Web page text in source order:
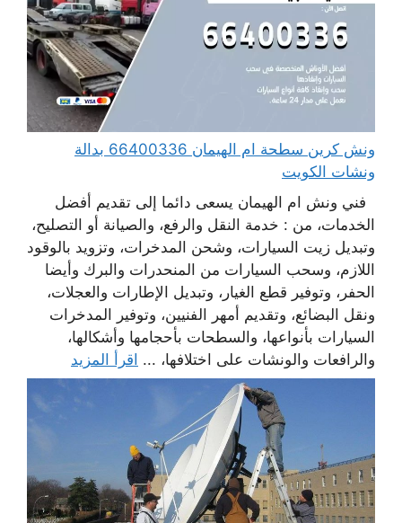
ونش كرين سطحة ام الهيمان 66400336 بدالة
ونشات الكويت
فني ونش ام الهيمان يسعى دائما إلى تقديم أفضل
الخدمات، من : خدمة النقل والرفع، والصيانة أو التصليح،
وتبديل زيت السيارات، وشحن المدخرات، وتزويد بالوقود
اللازم، وسحب السيارات من المنحدرات والبرك وأيضا
الحفر، وتوفير قطع الغيار، وتبديل الإطارات والعجلات،
ونقل البضائع، وتقديم أمهر الفنيين، وتوفير المدخرات
السيارات بأنواعها، والسطحات بأحجامها وأشكالها،
والرافعات والونشات على اختلافها، ... اقرأ المزيد